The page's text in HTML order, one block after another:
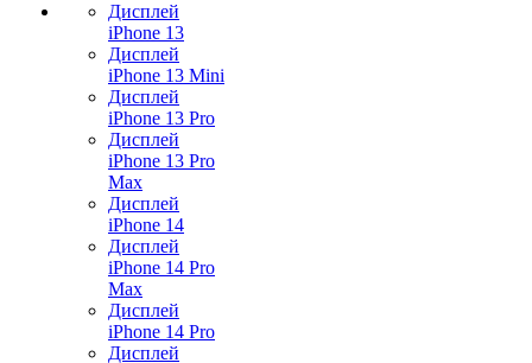
Дисплей
iPhone 13
Дисплей
iPhone 13 Mini
Дисплей
iPhone 13 Pro
Дисплей
iPhone 13 Pro
Max
Дисплей
iPhone 14
Дисплей
iPhone 14 Pro
Max
Дисплей
iPhone 14 Pro
Дисплей